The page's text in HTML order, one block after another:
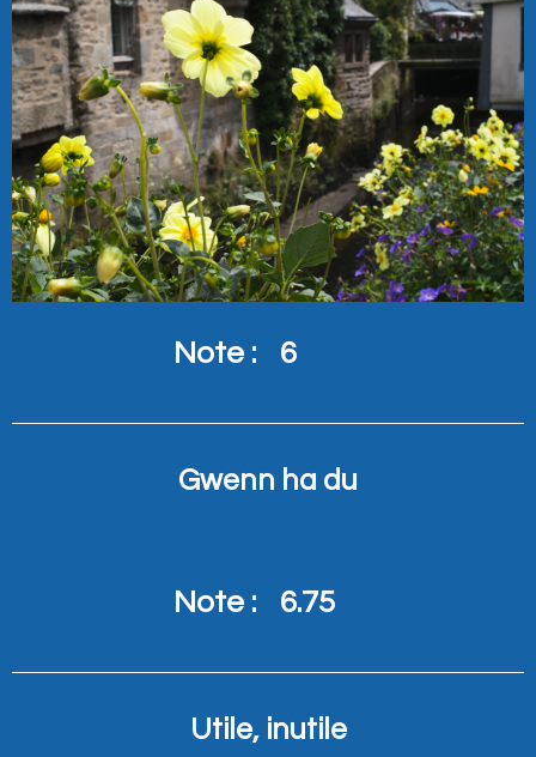
Note : 6
Gwenn ha du
Note : 6.75
Utile, inutile